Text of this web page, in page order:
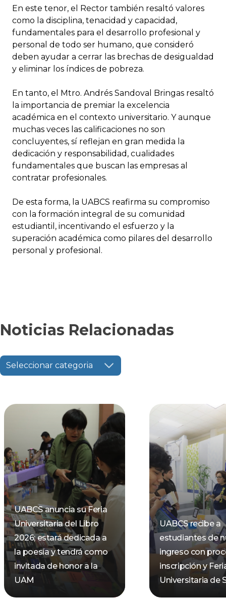
En este tenor, el Rector también resaltó valores
como la disciplina, tenacidad y capacidad,
fundamentales para el desarrollo profesional y
personal de todo ser humano, que consideró
deben ayudar a cerrar las brechas de desigualdad
y eliminar los índices de pobreza.
En tanto, el Mtro. Andrés Sandoval Bringas resaltó
la importancia de premiar la excelencia
académica en el contexto universitario. Y aunque
muchas veces las calificaciones no son
concluyentes, sí reflejan en gran medida la
dedicación y responsabilidad, cualidades
fundamentales que buscan las empresas al
contratar profesionales.
De esta forma, la UABCS reafirma su compromiso
con la formación integral de su comunidad
estudiantil, incentivando el esfuerzo y la
superación académica como pilares del desarrollo
personal y profesional.
Noticias Relacionadas
Seleccionar categoria
UABCS anuncia su Feria
Universitaria del Libro
2026; estará dedicada a
la poesía y tendrá como
invitada de honor a la
UAM
UABCS recibe a
estudiantes de
ingreso con
inscripción y
Universitaria de